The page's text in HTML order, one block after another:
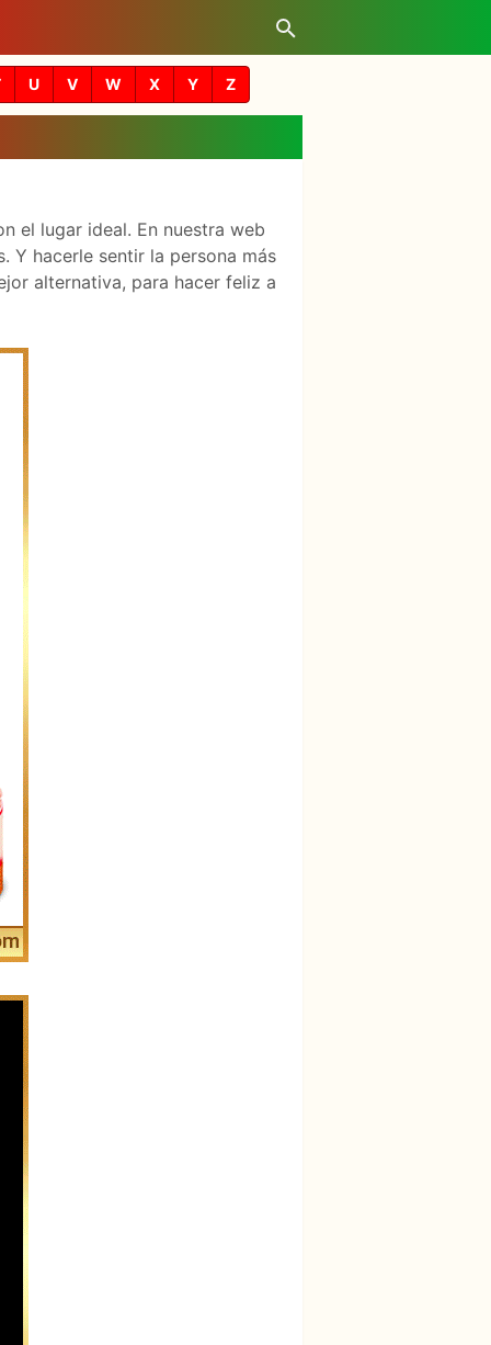
U V W X Y Z
el lugar ideal. En nuestra web
Y hacerle sentir la persona más
alternativa, para hacer feliz a